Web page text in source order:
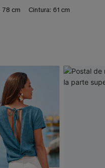
78 cm Cintura: 61 cm